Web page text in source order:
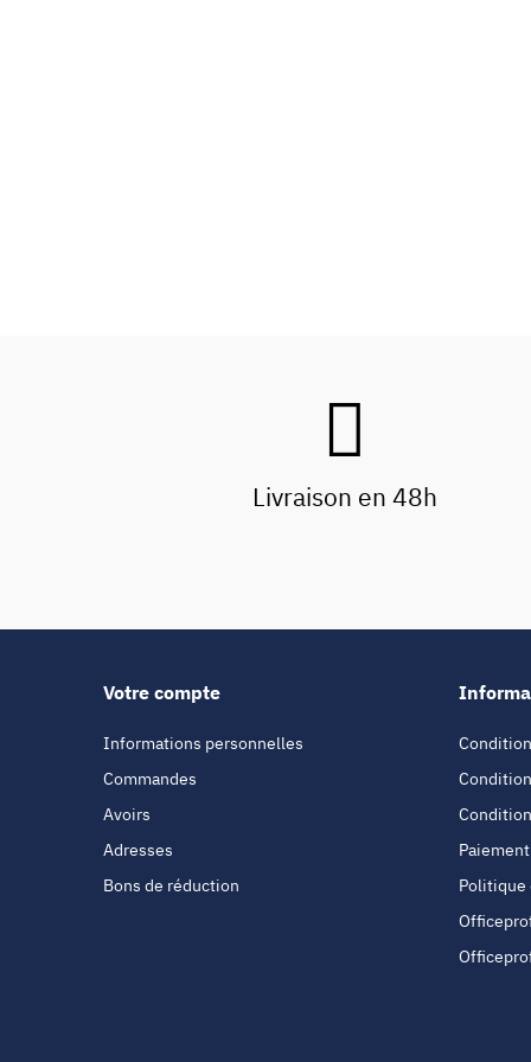
Livraison en 48h
Votre compte
Informations personnelles
Commandes
Avoirs
Adresses
Bons de réduction